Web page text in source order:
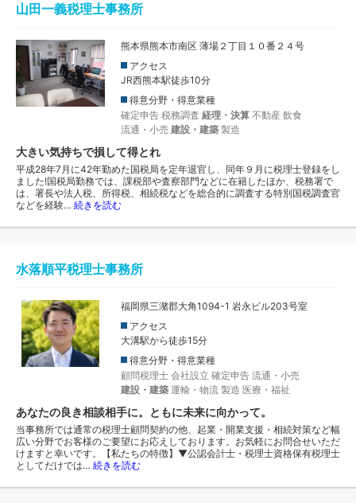
山田一義税理士事務所
熊本県熊本市南区 薄場２丁目１０番２４号
アクセス
JR西熊本駅徒歩10分
得意分野・得意業種
確定申告 税務調査 経理・決算 不動産 飲食
流通・小売 建設・建築 製造
大きい気持ちで損して得とれ
平成28年7月に42年勤めた国税局を定年退官し、同年９月に税理士登録をし
ました!国税局勤務では、課税部や査察部門などに在籍したほか、税務署で
は、署長や法人税、所得税、相続税などを総合的に調査する特別国税調査官
などを経験… 続きを読む
水落順平税理士事務所
福岡県三潴郡大角1094-1 岩永ビル203号室
アクセス
大溝駅から徒歩15分
得意分野・得意業種
顧問税理士 会社設立 確定申告 流通・小売
建設・建築 運輸・物流 製造 医療・福祉
あなたの良き相談相手に。ともに未来に向かって。
当事務所では通常の税理士顧問契約の他、起業・開業支援・相続対策など幅
広い分野でお客様のご要望にお応えしております。お気軽にお問合せいただ
けますと幸いです。【私たちの特徴】▼公認会計士・税理士資格保有税理士
としてだけでは… 続きを読む